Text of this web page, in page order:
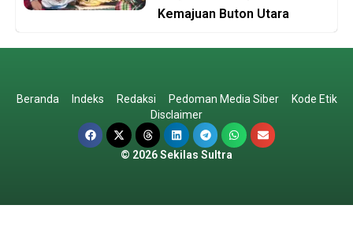
Kemajuan Buton Utara
Beranda Indeks Redaksi Pedoman Media Siber
Kode Etik
Disclaimer
© 2026 Sekilas Sultra